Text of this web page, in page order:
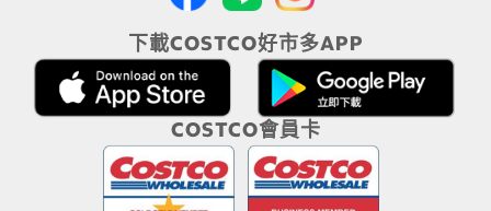
下載COSTCO好市多APP
COSTCO會員卡